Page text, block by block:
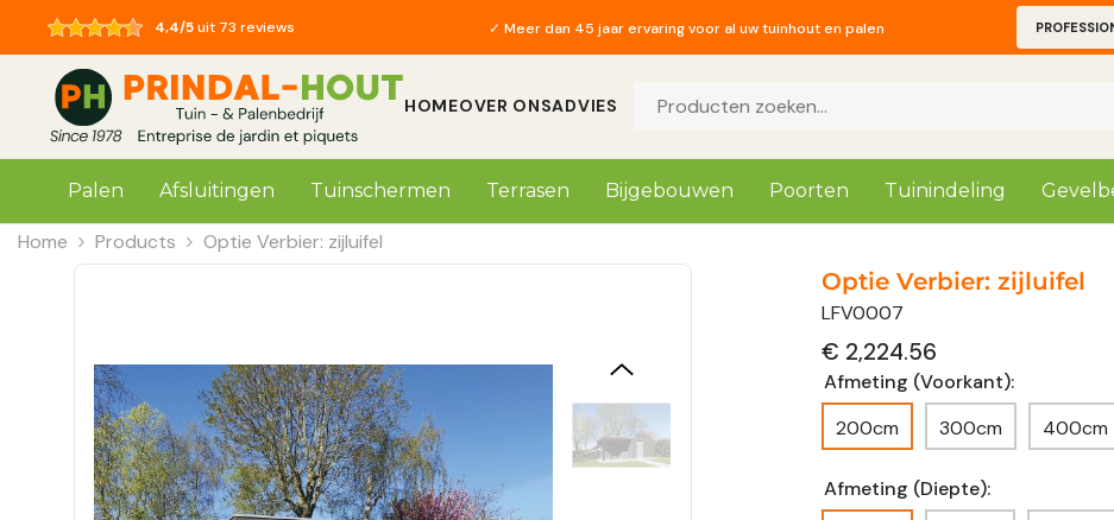
4,4/5uit 73 reviews
✓ Meer dan 45 jaar ervaring voor al uw tuinhout en palen
✓ Nieuwe catalogus 2026 beschikbaar! Mail naar info@prindalhout.com
HOMEOVER ONSADVIES
Palen Afsluitingen Tuinschermen Terrasen Bijgebouwen Poorten Tuinindeling
Home Products Optie Verbier: zijluifel
Optie Verbier: zijluifel
LFV0007
€ 2,224.56
Afmeting (Voorkant):
200cm
300cm 400cm
Afmeting (Diepte):